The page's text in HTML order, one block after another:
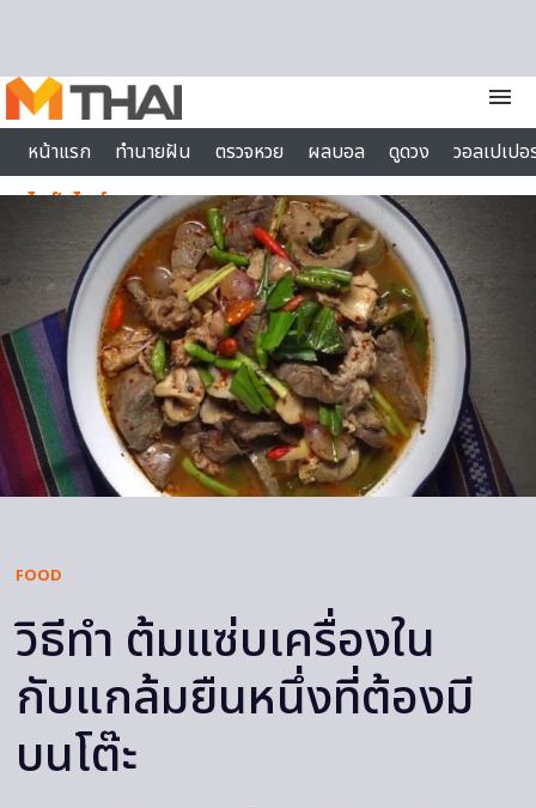
menu
หน้าแรก
ทำนายฝัน ตรวจหวย ผลบอล ดูดวง
วอลเปเป
ไลฟ์สไตล์
FOOD
วิธีทำ ต้มแซ่บเครื่องใน
กับแกล้มยืนหนึ่งที่ต้องมี
บนโต๊ะ